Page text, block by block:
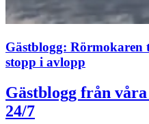
Gästblogg:
stopp i avlopp
Gästblogg från
24/7